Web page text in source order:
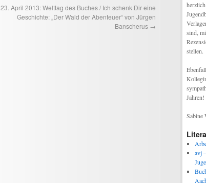
23. April 2013: Welttag des Buches / Ich schenk Dir eine
Geschichte: „Der Wald der Abenteuer“ von Jürgen
Banscherus →
sind,
stellen.
Jahren!
Sabine
avj